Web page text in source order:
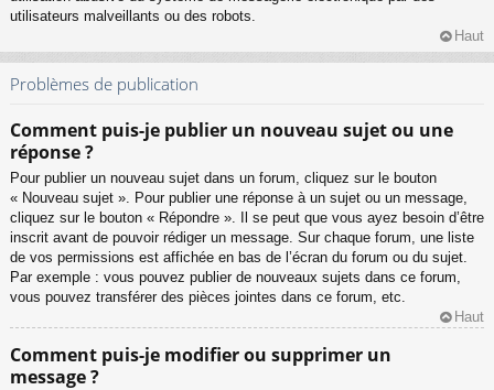
utilisateurs malveillants ou des robots.
Haut
Problèmes de publication
Comment puis-je publier un nouveau sujet ou une
réponse ?
Pour publier un nouveau sujet dans un forum, cliquez sur le bouton
« Nouveau sujet ». Pour publier une réponse à un sujet ou un message,
cliquez sur le bouton « Répondre ». Il se peut que vous ayez besoin d’être
inscrit avant de pouvoir rédiger un message. Sur chaque forum, une liste
de vos permissions est affichée en bas de l’écran du forum ou du sujet.
Par exemple : vous pouvez publier de nouveaux sujets dans ce forum,
vous pouvez transférer des pièces jointes dans ce forum, etc.
Haut
Comment puis-je modifier ou supprimer un
message ?